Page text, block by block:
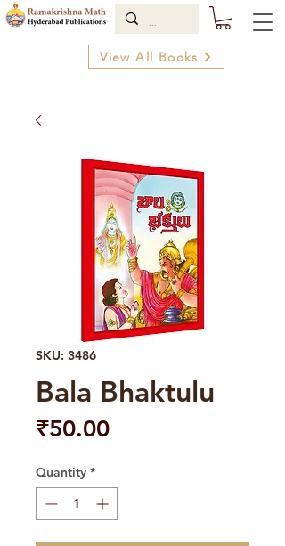
View All Books
SKU: 3486
Bala Bhaktulu
₹50.00Price
Quantity *